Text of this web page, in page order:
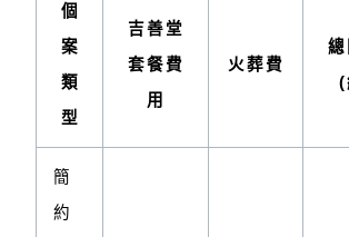
個
案
類
型
吉善堂
套餐費
用
火葬費
總
(
簡
約